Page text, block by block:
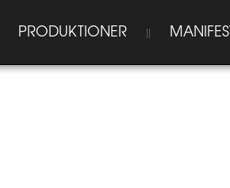
PRODUKTIONER MANIFEST